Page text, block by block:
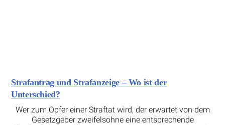
Strafantrag und Strafanzeige – Wo ist der
Unterschied?
Wer zum Opfer einer Straftat wird, der erwartet von dem
Gesetzgeber zweifelsohne eine entsprechende